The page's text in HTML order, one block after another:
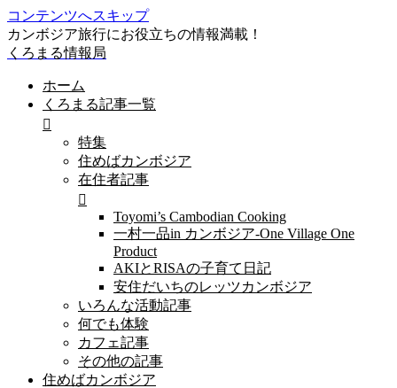
コンテンツへスキップ
カンボジア旅行にお役立ちの情報満載！
くろまる情報局
ホーム
くろまる記事一覧
特集
住めばカンボジア
在住者記事
Toyomi’s Cambodian Cooking
一村一品in カンボジア-One Village One
Product
AKIとRISAの子育て日記
安住だいちのレッツカンボジア
いろんな活動記事
何でも体験
カフェ記事
その他の記事
住めばカンボジア